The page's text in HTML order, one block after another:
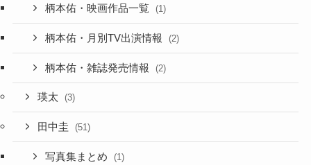
柄本佑・映画作品一覧 (1)
柄本佑・月別TV出演情報 (2)
柄本佑・雑誌発売情報 (2)
瑛太 (3)
田中圭 (51)
写真集まとめ (1)